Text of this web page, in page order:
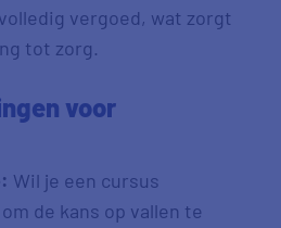
vergoed, wat zorgt
tot zorg.
voor
Wil je een cursus
de kans op vallen te